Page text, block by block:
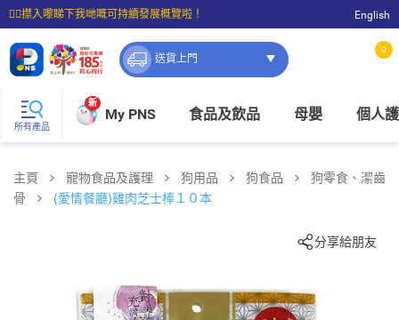
☝🏼㩒入嚟睇下我哋嘅可持續發展概覽啦！
⭐購物滿$399即享免費送貨；滿$100即可免費店取。
English
送貨上門
0
所有產品
新
My PNS 食品及飲品 母嬰 個人
主頁 寵物食品及護理 狗用品 狗食品
狗零食、潔齒
骨
(愛情餐廳)雞肉芝士棒１０本
分享給朋友